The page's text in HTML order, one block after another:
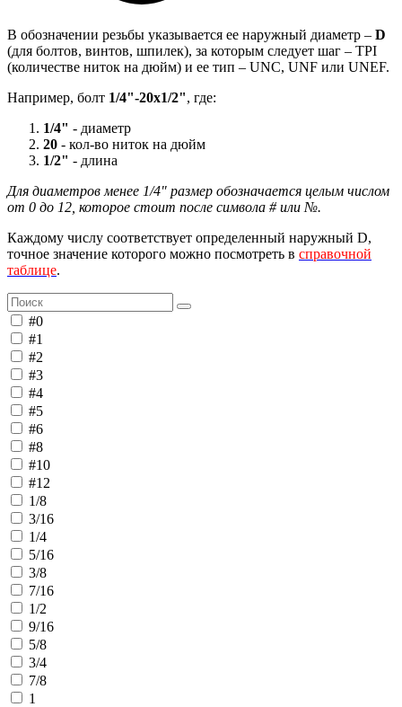
В обозначении резьбы указывается ее наружный диаметр – D
(для болтов, винтов, шпилек), за которым следует шаг – TPI
(количестве ниток на дюйм) и ее тип – UNC, UNF или UNEF.
Например, болт 1/4"-20х1/2", где:
1/4" - диаметр
20 - кол-во ниток на дюйм
1/2" - длина
Для диаметров менее 1/4" размер обозначается целым числом
от 0 до 12, которое стоит после символа # или №.
Каждому числу соответствует определенный наружный D,
точное значение которого можно посмотреть в справочной
таблице.
#0
#1
#2
#3
#4
#5
#6
#8
#10
#12
1/8
3/16
1/4
5/16
3/8
7/16
1/2
9/16
5/8
3/4
7/8
1